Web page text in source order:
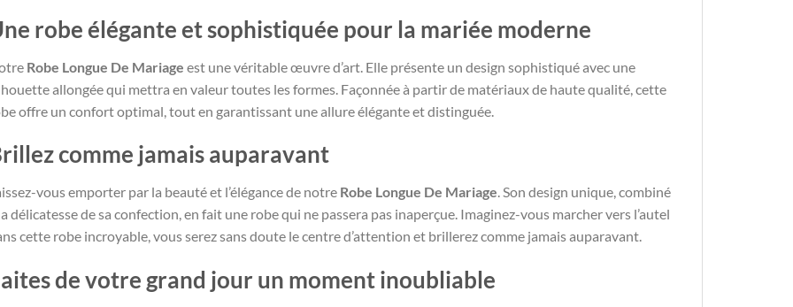
robe élégante et sophistiquée pour la mariée moderne
Robe Longue De Mariage est une véritable œuvre d’art. Elle présente un design sophistiqué avec une
allongée qui mettra en valeur toutes les formes. Façonnée à partir de matériaux de haute qualité, cette
offre un confort optimal, tout en garantissant une allure élégante et distinguée.
comme jamais auparavant
vous emporter par la beauté et l’élégance de notre Robe Longue De Mariage. Son design unique, combiné
délicatesse de sa confection, en fait une robe qui ne passera pas inaperçue. Imaginez-vous marcher vers l’autel
cette robe incroyable, vous serez sans doute le centre d’attention et brillerez comme jamais auparavant.
de votre grand jour un moment inoubliable